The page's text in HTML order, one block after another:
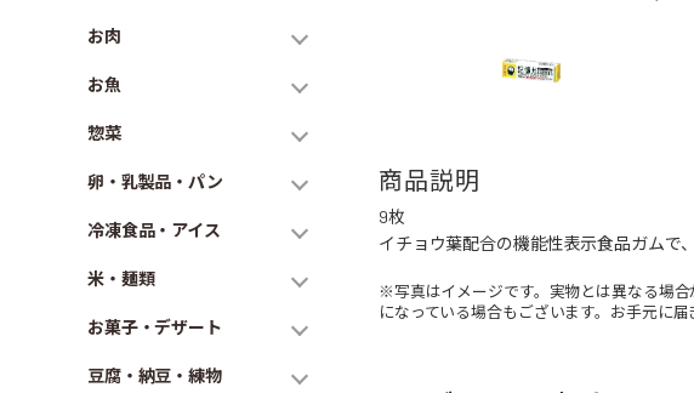
お肉
お魚
惣菜
卵・乳製品・パン
冷凍食品・アイス
米・麺類
お菓子・デザート
豆腐・納豆・練物
商品説明
9枚
イチョウ葉配合の機能性表示食品ガムで
※写真はイメージです。実物とは異なる場
になっている場合もございます。お手元に